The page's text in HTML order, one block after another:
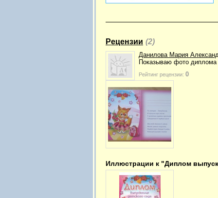
Рецензии (2)
Данилова Мария
Показываю фото диплома
Рейтинг рецензии: 0
Иллюстрации к "Диплом